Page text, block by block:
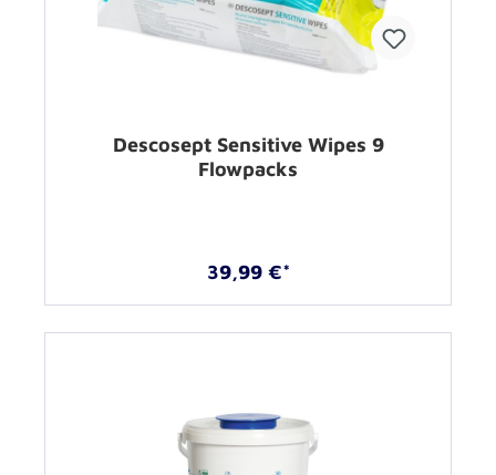
Descosept Sensitive Wipes 9
Flowpacks
39,99 €*